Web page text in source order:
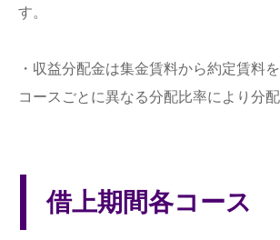
す。
・収益分配金は集金賃料から約定賃料
コースごとに異なる分配比率により分配
借上期間各コース